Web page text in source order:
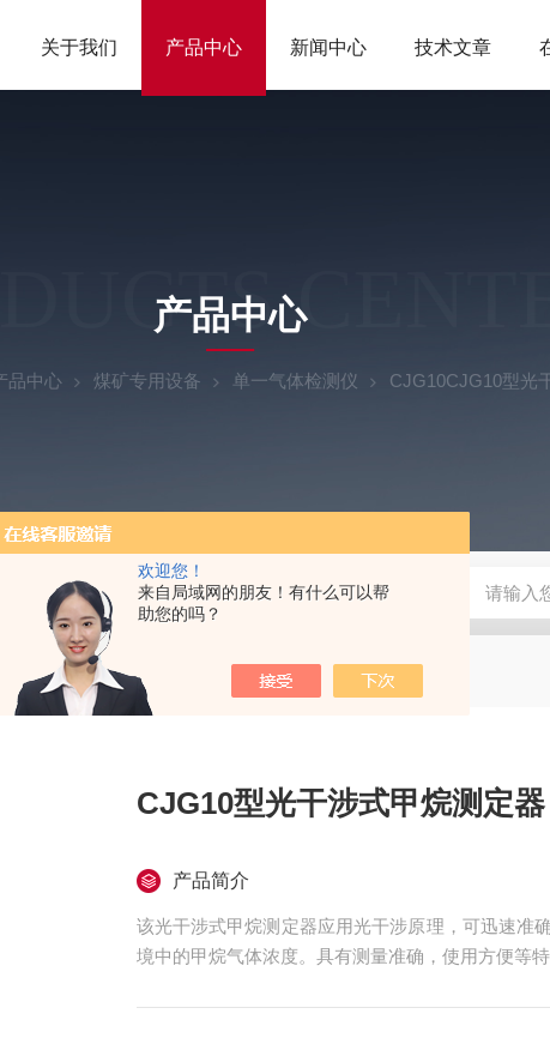
欢迎您！
来自局域网的朋友！有什么可以帮
助您的吗？
关于我们 产品中心 新闻中心 技术文章
产品中心
品中心 煤矿专用设备 单一气体检测仪 CJG10CJG10型光
4HA温湿度记录仪 多样品平行蒸发仪多样品平行蒸发仪
CJG10型光干涉式甲烷测定器
产品简介
该光干涉式甲烷测定器应用光干涉原理，可迅速准
境中的甲烷气体浓度。具有测量准确，使用方便等特